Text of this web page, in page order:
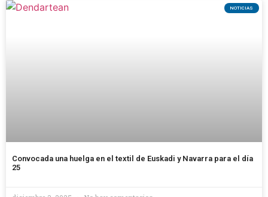
NOTICIAS
Convocada una huelga en el textil de Euskadi y Navarra para el día
25